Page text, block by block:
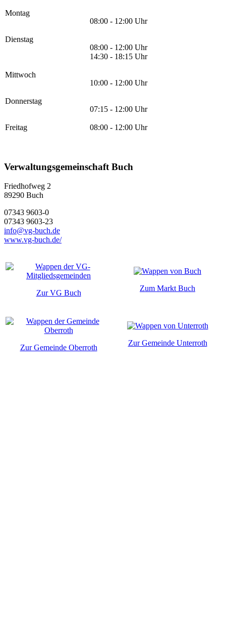
Montag
08:00 - 12:00 Uhr
Dienstag
08:00 - 12:00 Uhr
14:30 - 18:15 Uhr
Mittwoch
10:00 - 12:00 Uhr
Donnerstag
07:15 - 12:00 Uhr
Freitag 08:00 - 12:00 Uhr
Verwaltungsgemeinschaft Buch
Friedhofweg 2
89290 Buch
07343 9603-0
07343 9603-23
info@vg-buch.de
www.vg-buch.de/
Zur VG Buch
Zum Markt Buch
Zur Gemeinde Oberroth
Zur Gemeinde Unterroth